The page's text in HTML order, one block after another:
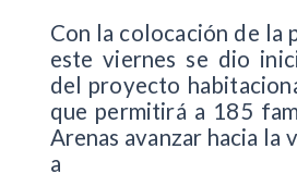
Con la colocación de la
este viernes se dio
del proyecto
que permitirá a 185
Arenas avanzar hacia la
a